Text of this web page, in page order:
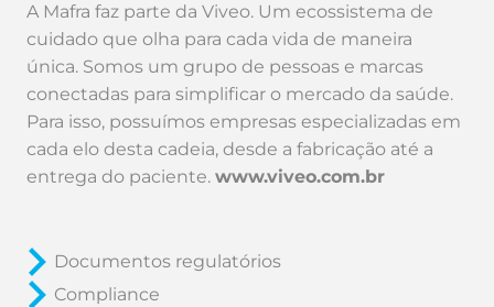
A Mafra faz parte da Viveo. Um ecossistema de
cuidado que olha para cada vida de maneira
única. Somos um grupo de pessoas e marcas
conectadas para simplificar o mercado da saúde.
Para isso, possuímos empresas especializadas em
cada elo desta cadeia, desde a fabricação até a
entrega do paciente.www.viveo.com.br
Documentos regulatórios
Compliance